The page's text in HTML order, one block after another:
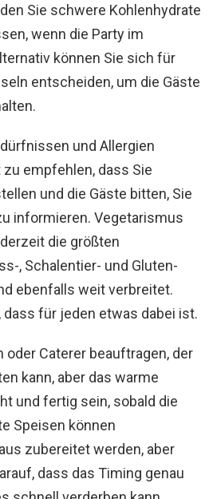
Sie schwere Kohlenhydrate
wenn die Party im
können Sie sich für
entscheiden, um die Gäste
und Allergien
empfehlen, dass Sie
und die Gäste bitten, Sie
informieren. Vegetarismus
die größten
, Schalentier- und Gluten-
ebenfalls weit verbreitet.
dass für jeden etwas dabei ist.
oder Caterer beauftragen, der
kann, aber das warme
und fertig sein, sobald die
Speisen können
zubereitet werden, aber
dass das Timing genau